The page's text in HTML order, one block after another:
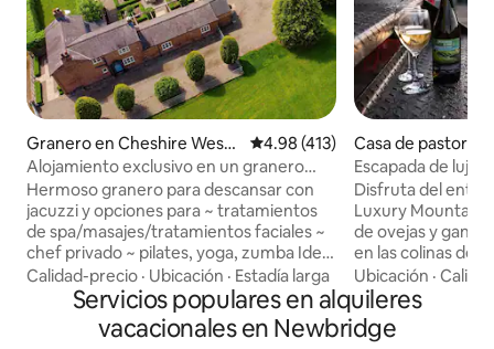
Granero en Cheshire West
and Chester
Calificación promedio: 4.98 de
4.98 (413)
Alojamiento exclusivo en un granero
Tratamientos de spa y chef en el lugar
Hermoso granero para descansar con
jacuzzi y opciones para ~ tratamientos
de spa/masajes/tratamientos faciales ~
chef privado ~ pilates, yoga, zumba Ideal
para parejas, familias o grupos en los
terrenos de la histórica Oulton Smithy.
Cerca del circuito de carreras de Oulton
Park, en la bonita campiña de Cheshire.
Calidad-precio · Ubicación · Estadía larga
Casa de pastor
Escapada de lujo
Green Hut
Disfruta del
Luxury Mountain
de ovejas y
en las colinas de
la naturaleza.
Dromara, a 15
Newcastle y a 25
retiro para
Ubicación ·
Servicios populares en alquileres
vacacionales en Newbridge